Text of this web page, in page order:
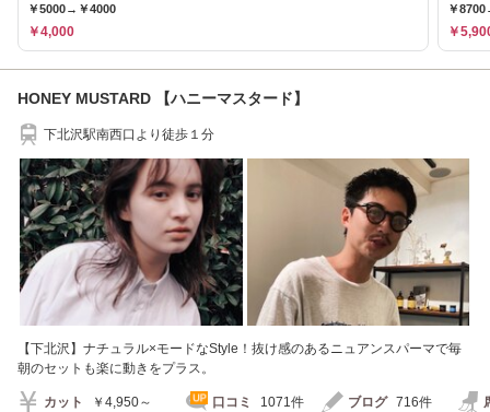
￥5000→￥4000
￥4,000
￥
￥
HONEY MUSTARD 【ハニーマスタード】
下北沢駅南西口より徒歩１分
【下北沢】ナチュラル×モードなStyle！抜け感のあるニュアンスパーマで毎
朝のセットも楽に動きをプラス。
カット ￥4,950～ 口コミ 1071件 ブログ 716件